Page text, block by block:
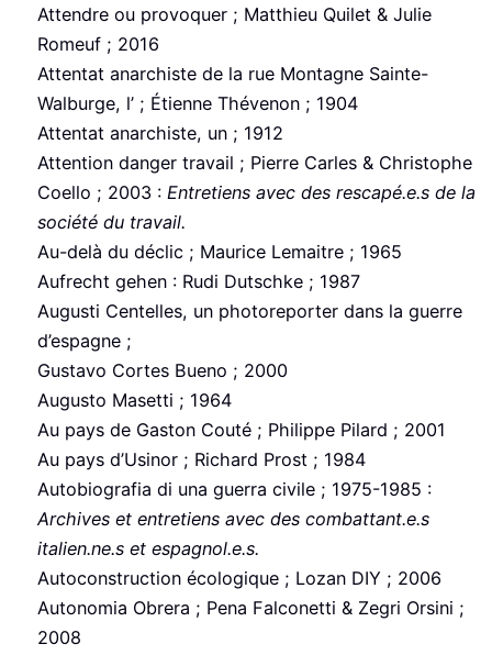
Attendre ou provoquer ; Matthieu Quilet & Julie
Romeuf ; 2016
Attentat anarchiste de la rue Montagne Sainte-
Walburge, l’ ; Étienne Thévenon ; 1904
Attentat anarchiste, un ; 1912
Attention danger travail ; Pierre Carles & Christophe
Coello ; 2003 :Entretiens avec des rescapé.e.s de la
société du travail.
Au-delà du déclic ; Maurice Lemaitre ; 1965
Aufrecht gehen : Rudi Dutschke ; 1987
Augusti Centelles, un photoreporter dans la guerre
d’espagne ;
Gustavo Cortes Bueno ; 2000
Augusto Masetti ; 1964
Au pays de Gaston Couté ; Philippe Pilard ; 2001
Au pays d’Usinor ; Richard Prost ; 1984
Autobiografia di una guerra civile ; 1975-1985 :
Archives et entretiens avec des combattant.e.s
italien.ne.s et espagnol.e.s.
Autoconstruction écologique ; Lozan DIY ; 2006
Autonomia Obrera ; Pena Falconetti & Zegri Orsini ;
2008